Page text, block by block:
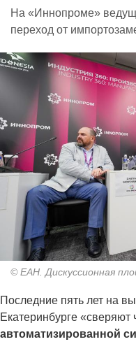
На «Иннопроме»
переход от
© ЕАН. Дискуссионная
Последние пять лет на
Екатеринбурге
автоматизированной